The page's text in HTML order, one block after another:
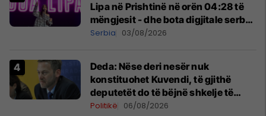
Lipa në Prishtinë në orën 04:28 të
mëngjesit - dhe bota digjitale serbe
shpall gjendjen e luftës
Serbia 03/08/2026
Deda: Nëse deri nesër nuk
konstituohet Kuvendi, të gjithë
deputetët do të bëjnë shkelje të
rëndë kushtetuese
Politikë 06/08/2026